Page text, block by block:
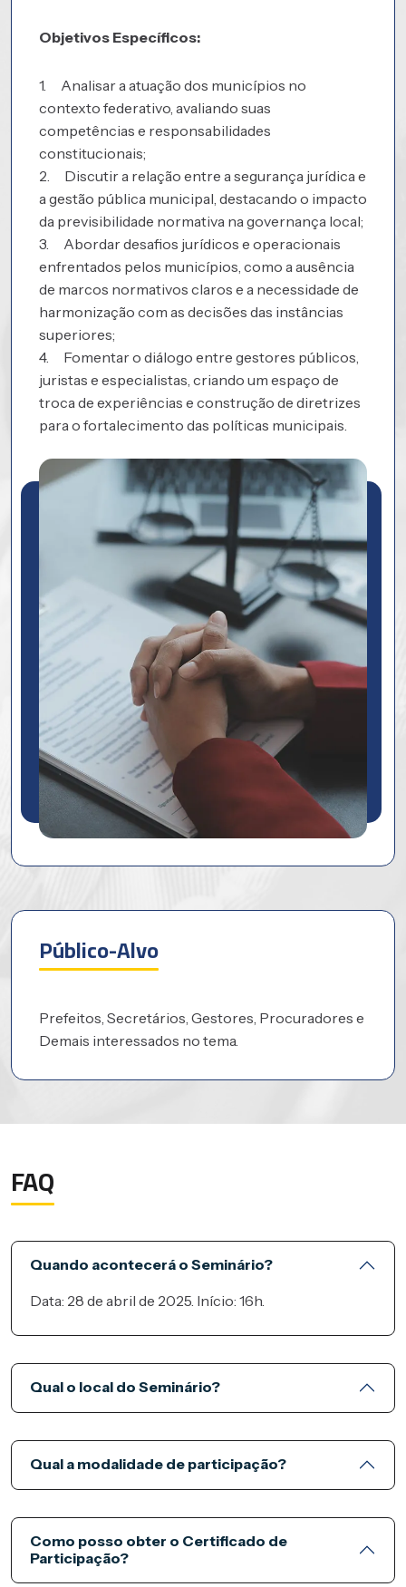
Objetivos Específicos:
1. Analisar a atuação dos municípios no
contexto federativo, avaliando suas
competências e responsabilidades
constitucionais;
2. Discutir a relação entre a segurança jurídica e
a gestão pública municipal, destacando o impacto
da previsibilidade normativa na governança local;
3. Abordar desafios jurídicos e operacionais
enfrentados pelos municípios, como a ausência
de marcos normativos claros e a necessidade de
harmonização com as decisões das instâncias
superiores;
4. Fomentar o diálogo entre gestores públicos,
juristas e especialistas, criando um espaço de
troca de experiências e construção de diretrizes
para o fortalecimento das políticas municipais.
Público-Alvo
Prefeitos, Secretários, Gestores, Procuradores e
Demais interessados no tema.
FAQ
Quando acontecerá o Seminário?
Data: 28 de abril de 2025. Início: 16h.
Qual o local do Seminário?
Qual a modalidade de participação?
Como posso obter o Certificado de
Participação?